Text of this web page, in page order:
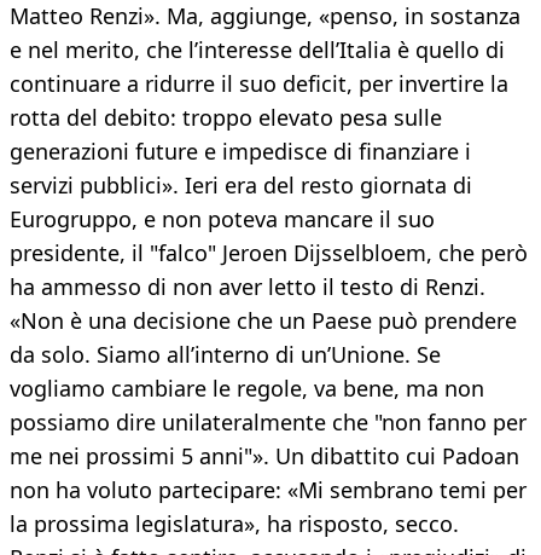
Matteo Renzi». Ma, aggiunge, «penso, in sostanza
e nel merito, che l’interesse dell’Italia è quello di
continuare a ridurre il suo deficit, per invertire la
rotta del debito: troppo elevato pesa sulle
generazioni future e impedisce di finanziare i
servizi pubblici». Ieri era del resto giornata di
Eurogruppo, e non poteva mancare il suo
presidente, il "falco" Jeroen Dijsselbloem, che però
ha ammesso di non aver letto il testo di Renzi.
«Non è una decisione che un Paese può prendere
da solo. Siamo all’interno di un’Unione. Se
vogliamo cambiare le regole, va bene, ma non
possiamo dire unilateralmente che "non fanno per
me nei prossimi 5 anni"». Un dibattito cui Padoan
non ha voluto partecipare: «Mi sembrano temi per
la prossima legislatura», ha risposto, secco.